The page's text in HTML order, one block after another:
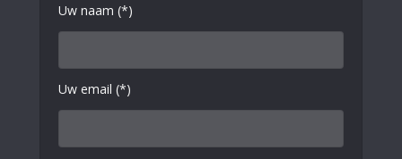
Uw naam (*)
Uw email (*)